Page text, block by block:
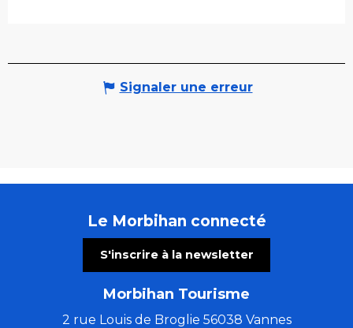
Signaler une erreur
Le Morbihan connecté
S'inscrire à la newsletter
Morbihan Tourisme
2 rue Louis de Broglie 56038 Vannes